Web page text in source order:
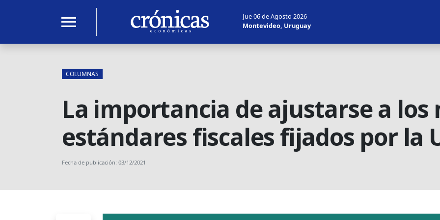
menu
Jue 06 de Agosto 2026
Montevideo, Uruguay
COLUMNAS
La importancia de ajustarse a los
estándares fiscales fijados por la
Fecha de publicación: 03/12/2021